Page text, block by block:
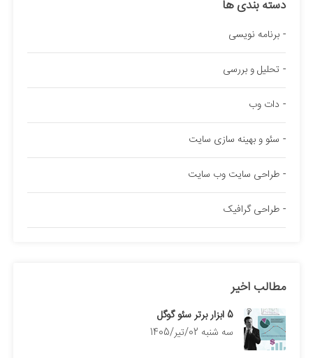
دسته بندی ها
برنامه نویسی
تحلیل و بررسی
دات وب
سئو و بهینه سازی سایت
طراحی سایت وب سایت
طراحی گرافیک
مطالب اخیر
5 ابزار برتر سئو گوگل
سه شنبه 02/تیر/1405